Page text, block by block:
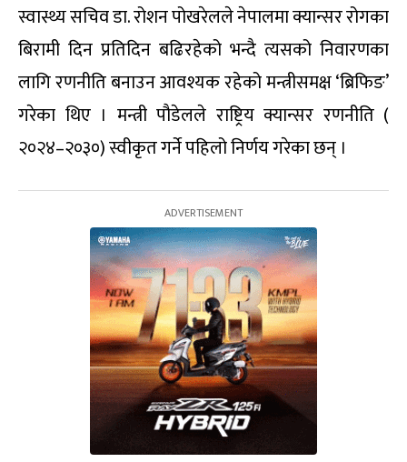
स्वास्थ्य सचिव डा. रोशन पोखरेलले नेपालमा क्यान्सर रोगका
बिरामी दिन प्रतिदिन बढिरहेको भन्दै त्यसको निवारणका
लागि रणनीति बनाउन आवश्यक रहेको मन्त्रीसमक्ष ‘ब्रिफिङ’
गरेका थिए । मन्त्री पौडेलले राष्ट्रिय क्यान्सर रणनीति (
२०२४–२०३०) स्वीकृत गर्ने पहिलो निर्णय गरेका छन् ।